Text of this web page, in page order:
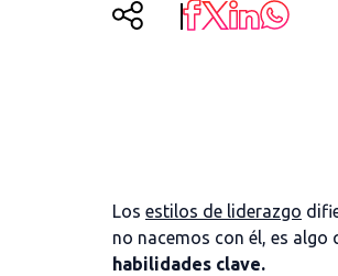
Los estilos de liderazgo
no nacemos con él, es
habilidades clave.